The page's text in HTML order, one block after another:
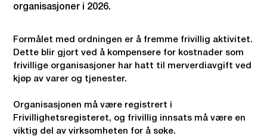
organisasjoner i 2026.
Formålet med ordningen er å fremme frivillig aktivitet.
Dette blir gjort ved å kompensere for kostnader som
frivillige organisasjoner har hatt til merverdiavgift ved
kjøp av varer og tjenester.
Organisasjonen må være registrert i
Frivillighetsregisteret, og frivillig innsats må være en
viktig del av virksomheten for å søke.